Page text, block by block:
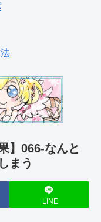
】066-なんと
まう
LINE